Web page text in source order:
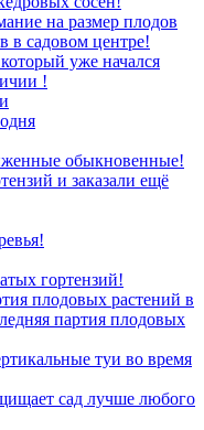
на размер плодов
в садовом центре!
уже начался
!
обыкновенные!
и заказали ещё
гортензий!
плодовых растений в
партия плодовых
туи во время
сад лучше любого